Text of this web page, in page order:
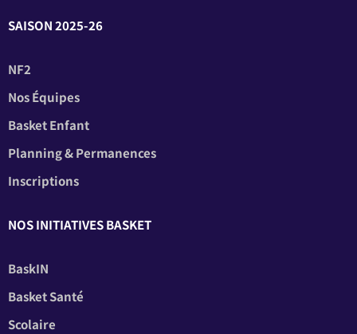
SAISON 2025-26
NF2
Nos Équipes
Basket Enfant
Planning & Permanences
Inscriptions
NOS INITIATIVES BASKET
BaskIN
Basket Santé
Scolaire